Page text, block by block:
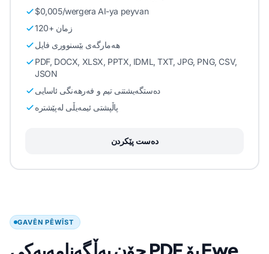
$0,005/wergera AI-ya peyvan
120+ زمان
هەمارگەی بێسنووری فایل
PDF, DOCX, XLSX, PPTX, IDML, TXT, JPG, PNG, CSV,
JSON
دەستگەیشتنی تیم و فەرهەنگی ئاسایی
پاڵپشتی ئیمەیڵی لەپێشترە
دەست پێکردن
GAVÊN PÊWÎST